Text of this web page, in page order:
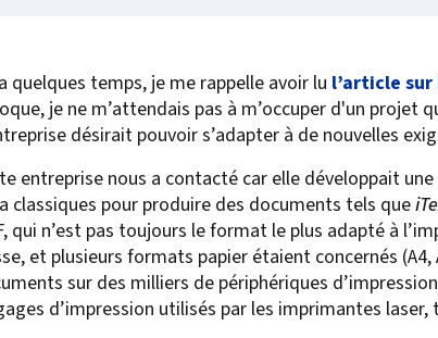
data to protect print
printing devices
and monitor printer usage
print release for
Access
Handling Legacy
For Remote Offices
For Home Office
For Roaming Users
for Epic
for GE
for SAP
for Siemens
MFPsecure/Print
MFPsecure/Print
MFPsecure/Print
MFPsecure/Print
MFPsecure/Print
MFPsecure/Print
MFPsecure/Print for
Zebra
quelques temps, je me rappelle avoir lu l’article
je ne m’attendais pas à m’occuper d'un projet
désirait pouvoir s’adapter à de nouvelles
entreprise nous a contacté car elle développait
classiques pour produire des documents tels que
qui n’est pas toujours le format le plus adapté à
et plusieurs formats papier étaient concernés
sur des milliers de périphériques
d’impression utilisés par les imprimantes